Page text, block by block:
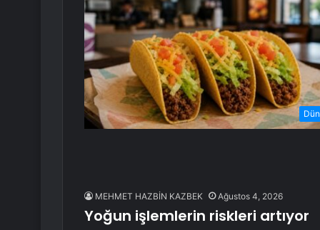
MEHMET HAZBİN KAZBEK Ağustos 4, 2026
Yoğun işlemlerin riskleri artıyor